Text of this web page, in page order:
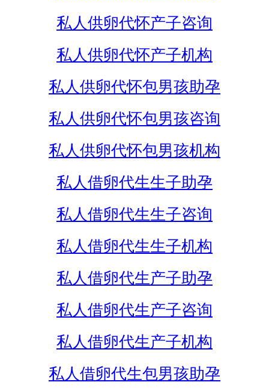
私人供卵代怀产子咨询
私人供卵代怀产子机构
私人供卵代怀包男孩助孕
私人供卵代怀包男孩咨询
私人供卵代怀包男孩机构
私人借卵代生生子助孕
私人借卵代生生子咨询
私人借卵代生生子机构
私人借卵代生产子助孕
私人借卵代生产子咨询
私人借卵代生产子机构
私人借卵代生包男孩助孕